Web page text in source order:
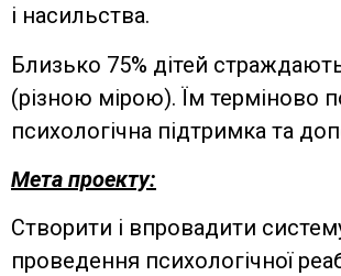
і насильства.
Близько 75% дітей
(різною мірою). Їм терміново
психологічна підтримка та
Мета проекту:
Створити і впровадити
проведення психологічної